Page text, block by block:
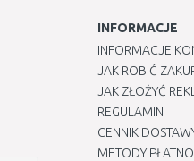
INFORMACJE
INFORMACJE
JAK ROBIĆ
JAK ZŁOŻYĆ
REGULAMIN
CENNIK
METODY